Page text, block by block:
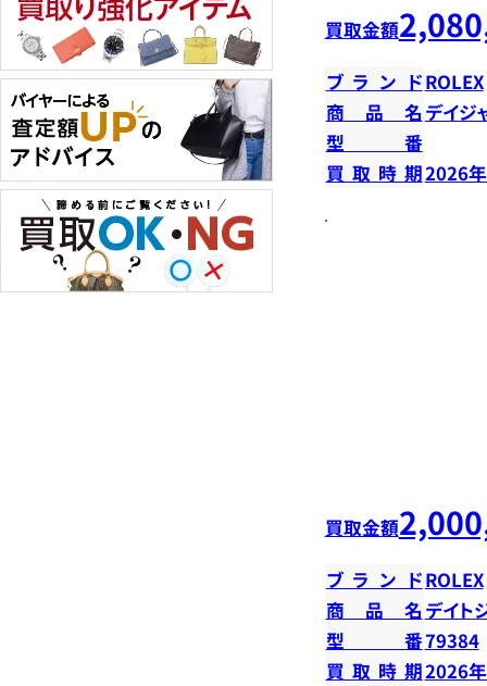
買取金額
ブランドROLEX
商品名 デイジ
型番
買取時期2026
買取金額
ブランドROLEX
商品名 デイト
型番79384
買取時期2026